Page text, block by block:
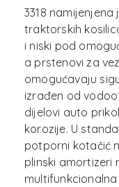
3318
traktorskih
i niski pod
a prstenovi za
omogućavaju
izrađen od
dijelovi auto
korozije. U
potporni kotačić
plinski amortizeri